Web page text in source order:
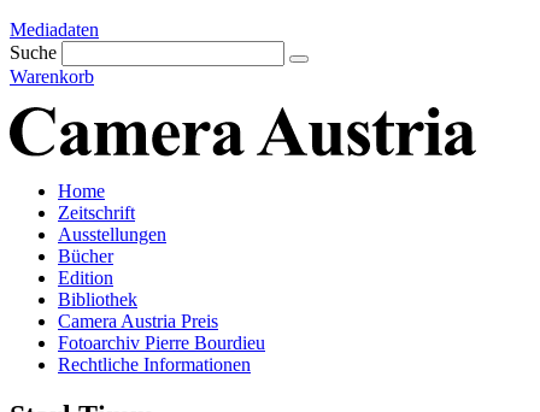
Mediadaten
Suche
Warenkorb
Home
Zeitschrift
Ausstellungen
Bücher
Edition
Bibliothek
Camera Austria Preis
Fotoarchiv Pierre Bourdieu
Rechtliche Informationen